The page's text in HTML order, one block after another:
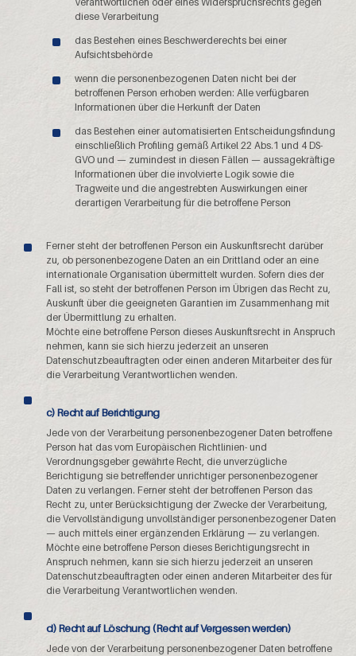
diese Verarbeitung
das Bestehen eines Beschwerderechts bei einer
Aufsichtsbehörde
wenn die personenbezogenen Daten nicht bei der
betroffenen Person erhoben werden: Alle verfügbaren
Informationen über die Herkunft der Daten
das Bestehen einer automatisierten Entscheidungsfindung
einschließlich Profiling gemäß Artikel 22 Abs.1 und 4 DS-
GVO und — zumindest in diesen Fällen — aussagekräftige
Informationen über die involvierte Logik sowie die
Tragweite und die angestrebten Auswirkungen einer
derartigen Verarbeitung für die betroffene Person
Ferner steht der betroffenen Person ein Auskunftsrecht darüber
zu, ob personenbezogene Daten an ein Drittland oder an eine
internationale Organisation übermittelt wurden. Sofern dies der
Fall ist, so steht der betroffenen Person im Übrigen das Recht zu,
Auskunft über die geeigneten Garantien im Zusammenhang mit
der Übermittlung zu erhalten.
Möchte eine betroffene Person dieses Auskunftsrecht in Anspruch
nehmen, kann sie sich hierzu jederzeit an unseren
Datenschutzbeauftragten oder einen anderen Mitarbeiter des für
die Verarbeitung Verantwortlichen wenden.
c) Recht auf Berichtigung
Jede von der Verarbeitung personenbezogener Daten betroffene
Person hat das vom Europäischen Richtlinien- und
Verordnungsgeber gewährte Recht, die unverzügliche
Berichtigung sie betreffender unrichtiger personenbezogener
Daten zu verlangen. Ferner steht der betroffenen Person das
Recht zu, unter Berücksichtigung der Zwecke der Verarbeitung,
die Vervollständigung unvollständiger personenbezogener Daten
— auch mittels einer ergänzenden Erklärung — zu verlangen.
Möchte eine betroffene Person dieses Berichtigungsrecht in
Anspruch nehmen, kann sie sich hierzu jederzeit an unseren
Datenschutzbeauftragten oder einen anderen Mitarbeiter des für
die Verarbeitung Verantwortlichen wenden.
d) Recht auf Löschung (Recht auf Vergessen werden)
Jede von der Verarbeitung personenbezogener Daten betroffene